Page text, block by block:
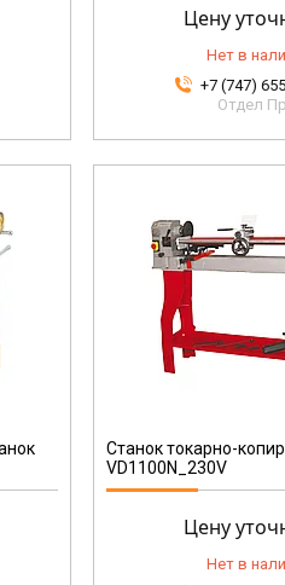
Цену
Нет в
+7 (747)
Отдел
Станок токарно-
VD1100N_230V
Цену
Нет в